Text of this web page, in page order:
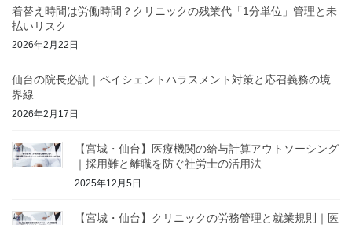
着替え時間は労働時間？クリニックの残業代「1分単位」管理と未
払いリスク
2026年2月22日
仙台の院長必読｜ペイシェントハラスメント対策と応召義務の境
界線
2026年2月17日
【宮城・仙台】医療機関の給与計算アウトソーシング
｜採用難と離職を防ぐ社労士の活用法
2025年12月5日
【宮城・仙台】クリニックの労務管理と就業規則｜医